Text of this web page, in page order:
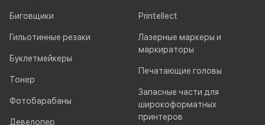
Биговщики
Гильотинные резаки
Буклетмейкеры
Тонер
Фотобарабаны
Девелопер
Printellect
Лазерные маркеры и
маркираторы
Печатающие головы
Запасные части для
широкоформатных
принтеров